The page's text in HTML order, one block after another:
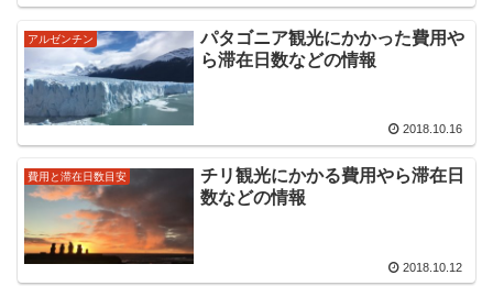
アルゼンチン
パタゴニア観光にかかった費用や
ら滞在日数などの情報
2018.10.16
費用と滞在日数目安
チリ観光にかかる費用やら滞在日
数などの情報
2018.10.12